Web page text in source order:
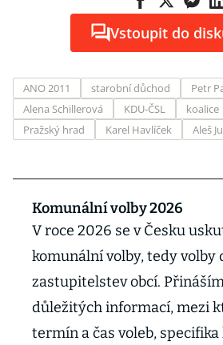
Vstoupit do
ANO 2011 starobní důchod
Petr
Alena Schillerová
KDU-ČSL koalice
Pražský hrad
Karel Havlíček Aleš
Komunální volby 2026
V roce 2026 se v Česku
komunální volby, tedy volby
zastupitelstev obcí.
důležitých informací, mezi
termín a čas voleb,